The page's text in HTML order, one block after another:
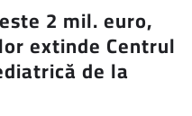
2 mil. euro,
extinde Centrul
de la